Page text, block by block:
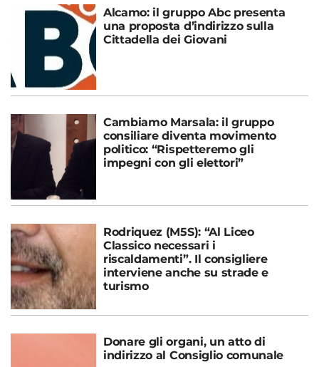
Alcamo: il gruppo Abc presenta
una proposta d’indirizzo sulla
Cittadella dei Giovani
Cambiamo Marsala: il gruppo
consiliare diventa movimento
politico: “Rispetteremo gli
impegni con gli elettori”
Rodriquez (M5S): “Al Liceo
Classico necessari i
riscaldamenti”. Il consigliere
interviene anche su strade e
turismo
Donare gli organi, un atto di
indirizzo al Consiglio comunale